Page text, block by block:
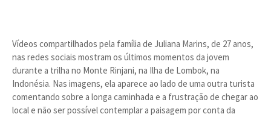
Vídeos compartilhados pela família de Juliana Marins, de 27 anos,
nas redes sociais mostram os últimos momentos da jovem
durante a trilha no Monte Rinjani, na Ilha de Lombok, na
Indonésia. Nas imagens, ela aparece ao lado de uma outra turista
comentando sobre a longa caminhada e a frustração de chegar ao
local e não ser possível contemplar a paisagem por conta da